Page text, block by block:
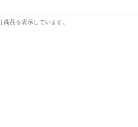
] 商品を表示しています。